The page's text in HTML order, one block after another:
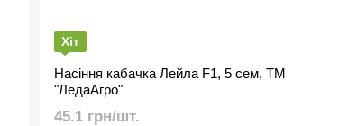
Хіт
Насіння кабачка Лейла F1, 5 сем, ТМ
"ЛедаАгро"
45.1 грн/шт.